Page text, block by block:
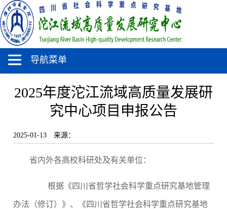
导航菜单
2025年度沱江流域高质量发展研
究中心项目申报公告
2025-01-13 来源：
省内外各高校科研处及有关单位：
根据《四川省哲学社会科学重点研究基地管理
办法（修订）》、《四川省哲学社会科学重点研究基地